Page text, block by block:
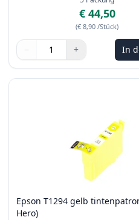
€ 44,50
(€ 8,90 /Stück)
Menge
Verwenden Sie die Tasten, um
− +
Menge 1 In
Epson T1294 gelb
Hero)